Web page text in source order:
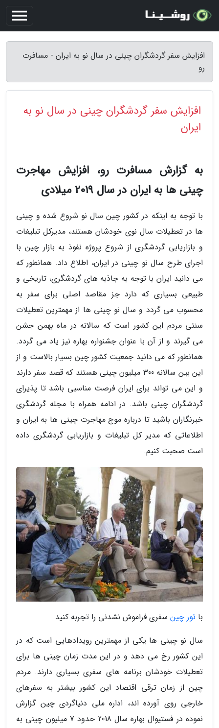
افزایش سفر گردشگران چینی در سال نو به ایران - مسافرت
رو
افزایش سفر گردشگران چینی در سال نو به
ایران
به گزارش مسافرت رو، افزایش مهاجرت
چینی ها به ایران در سال 2019 میلادی
با توجه به اینکه در کشور چین سال نو شروع شده و چینی
ها در تعطیلات سال نوی خودشان هستند، مدیرکل تبلیغات
و بازاریابی گردشگری از شروع پروژه نفوذ به بازار چین با
اجرای طرح سال نو چینی در ایران، اطلاع داد. همانطور که
می دانید ایران با توجه به جاذبه های گردشگری، تاریخی و
طبیعی بسیاری که دارد جز مقاصد اصلی برای سفر به
محسوب می گردد و سال نو چینی ها از مهمترین تعطیلات
سنتی مردم این کشور است که سالانه در ماه بهمن جشن
می گیرند و از آن با عنوان جشنواره بهاره نیز یاد می گردد.
همانطور که می دانید جمعیت کشور چین بسیار بالاست و از
این بین سالانه 300 میلیون چینی هستند که قصد سفر دارند
و این می تواند برای ایران فرصت مناسبی باشد تا پذیرای
گردشگران چینی باشد. در ادامه همراه با مجله گردشگری
خبرنگاران باشید تا درباره موج مهاجرت چینی ها به ایران و
اطلاعاتی که مدیر کل تبلیغات و بازاریابی گردشگری داده
است صحبت کنیم.
با تور چین سفری فراموش نشدنی را تجربه کنید.
سال نو چینی ها یکی از مهمترین رویدادهایی است که در
این کشور رخ می دهد و در این مدت زمان چینی ها برای
تعطیلات خودشان برنامه های سفری بسیاری دارند. مردم
چین از زمان ترقی اقتصاد این کشور بیشتر به سفرهای
خارجی روی آورده اند، اداره ملی دنیاگردی چین گزارش
نموده در فستیوال بهاره سال 2018 حدود 7 میلیون چینی به